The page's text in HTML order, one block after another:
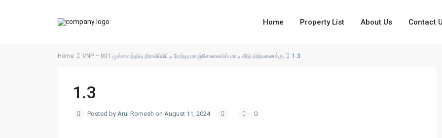
Home Property List About Us Contact
Home VNP – 001 முல்லைத்தீவு நீராவிப்பிட்டி மேற்கு மாஞ்சோலையில் மாடி வீடு விற்பனைக்கு 1.3
1.3
Posted by Arul Romesh on August 11, 2024 0